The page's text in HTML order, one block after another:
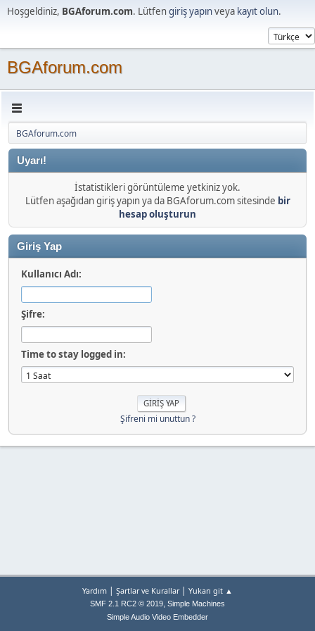
Hoşgeldiniz, BGAforum.com. Lütfengiriş yapınveya kayıt olun.
BGAforum.com
BGAforum.com
Uyarı!
İstatistikleri görüntüleme yetkiniz yok.
Lütfen aşağıdan giriş yapın ya da BGAforum.com sitesinde bir
hesap oluşturun
Giriş Yap
Kullanıcı Adı:
Şifre:
Time to stay logged in:
Şifreni mi unuttun ?
Yardım | Şartlar ve Kurallar| Yukarı git ▲
SMF 2.1 RC2 © 2019, Simple Machines
Simple Audio Video Embedder